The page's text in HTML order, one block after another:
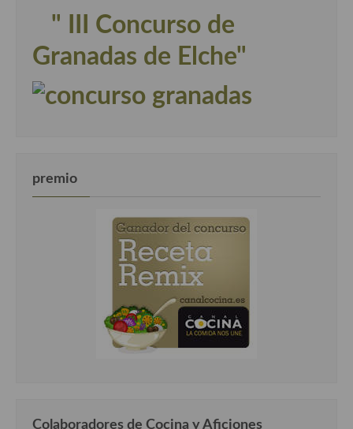
" III Concurso de
Granadas de Elche"
premio
Colaboradores de Cocina y Aficiones